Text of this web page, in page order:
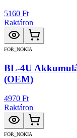
5160 Ft
Raktáron
FOR_NOKIA
BL-4U
(OEM)
4970 Ft
Raktáron
FOR_NOKIA